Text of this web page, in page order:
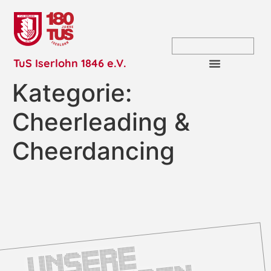
TuS Iserlohn 1846 e.V.
Kategorie:
Cheerleading &
Cheerdancing